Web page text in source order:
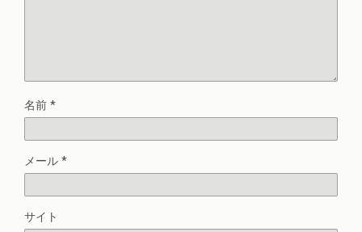
名前 *
メール *
サイト